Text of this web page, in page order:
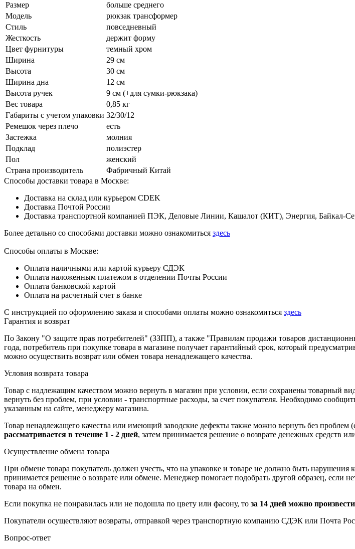
Размер
больше среднего
Модель
рюкзак трансформер
Стиль
повседневный
Жесткость
держит форму
Цвет фурнитуры
темный хром
Ширина
29 см
Высота
30 см
Ширина дна
12 см
Высота ручек
9 см (+для сумки-рюкзака)
Вес товара
0,85 кг
Габариты с учетом упаковки 32/30/12
Ремешок через плечо
есть
Застежка
молния
Подклад
полиэстер
Пол
женский
Страна производитель
Фабричный Китай
Способы доставки товара в Москве:
Доставка на склад или курьером CDEK
Доставка Почтой России
Доставка транспортной компанией ПЭК, Деловые Линии, Кашалот (КИТ), Энергия, Байкал-
Более детально со способами доставки можно ознакомиться здесь
Способы оплаты в Москве:
Оплата наличными или картой курьеру СДЭК
Оплата наложенным платежом в отделении Почты России
Оплата банковской картой
Оплата на расчетный счет в банке
С инструкцией по оформлению заказа и способами оплаты можно ознакомиться здесь
Гарантия и возврат
По Закону "О защите прав потребителей" (ЗЗПП), а также "Правилам продажи товаров
года, потребитель при покупке товара в магазине получает гарантийный срок, который
можно осуществить возврат или обмен товара ненадлежащего качества.
Условия возврата товара
Товар с надлежащим качеством можно вернуть в магазин при условии, если сохранены товарный
вернуть без проблем, при условии - транспортные расходы, за счет покупателя. Необходимо
указанным на сайте, менеджеру магазина.
Товар ненадлежащего качества или имеющий заводские дефекты также можно вернуть без
рассматривается в течение 1 - 2 дней, затем принимается решение о возврате денежных средств
Осуществление обмена товара
При обмене товара покупатель должен учесть, что на упаковке и товаре не должно быть
принимается решение о возврате или обмене. Менеджер помогает подобрать другой образец, если
товара на обмен.
Если покупка не понравилась или не подошла по цвету или фасону, то за 14 дней можно
Покупатели осуществляют возвраты, отправкой через транспортную компанию СДЭК или Почта
Вопрос-ответ